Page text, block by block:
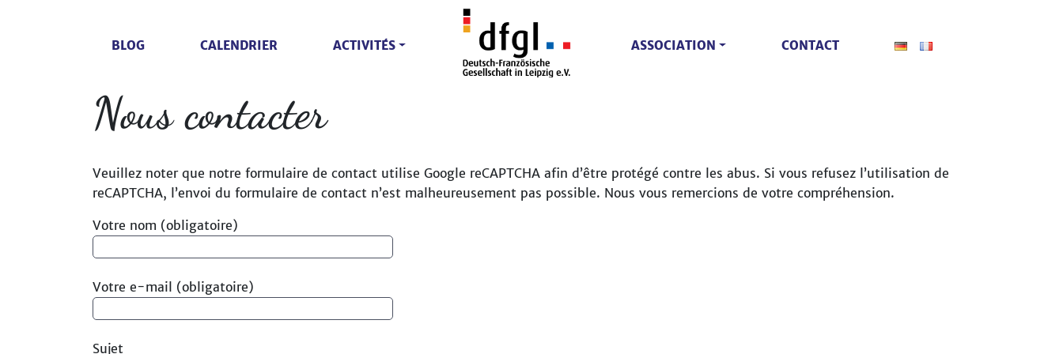
BLOG CALENDRIER ACTIVITÉS ASSOCIATION CONTACT
Nous contacter
Veuillez noter que notre formulaire de contact utilise Google reCAPTCHA afin d’être protégé contre les abus. Si vous refusez l’utilisation de
reCAPTCHA, l’envoi du formulaire de contact n’est malheureusement pas possible. Nous vous remercions de votre compréhension.
Votre nom (obligatoire)
Votre e-mail (obligatoire)
Sujet